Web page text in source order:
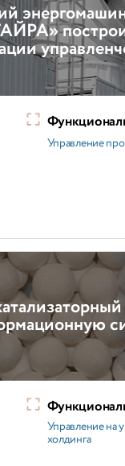
Управление
Управление на
холдинга